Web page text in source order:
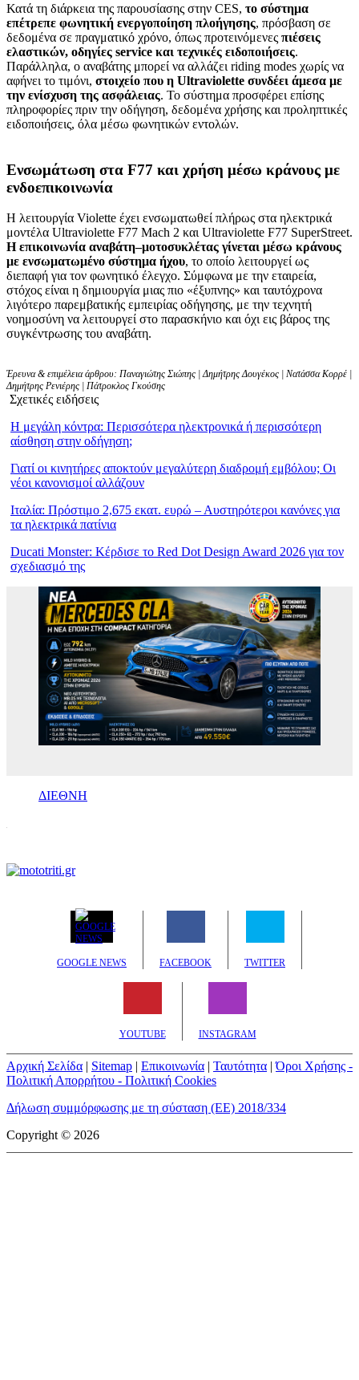
Κατά τη διάρκεια της παρουσίασης στην CES, το σύστημα
επέτρεπε φωνητική ενεργοποίηση πλοήγησης, πρόσβαση σε
δεδομένα σε πραγματικό χρόνο, όπως προτεινόμενες πιέσεις
ελαστικών, οδηγίες service και τεχνικές ειδοποιήσεις.
Παράλληλα, ο αναβάτης μπορεί να αλλάζει riding modes χωρίς να
αφήνει το τιμόνι, στοιχείο που η Ultraviolette συνδέει άμεσα με
την ενίσχυση της ασφάλειας. Το σύστημα προσφέρει επίσης
πληροφορίες πριν την οδήγηση, δεδομένα χρήσης και προληπτικές
ειδοποιήσεις, όλα μέσω φωνητικών εντολών.
Ενσωμάτωση στα F77 και χρήση μέσω κράνους με
ενδοεπικοινωνία
Η λειτουργία Violette έχει ενσωματωθεί πλήρως στα ηλεκτρικά
μοντέλα Ultraviolette F77 Mach 2 και Ultraviolette F77 SuperStreet.
Η επικοινωνία αναβάτη–μοτοσυκλέτας γίνεται μέσω κράνους
με ενσωματωμένο σύστημα ήχου, το οποίο λειτουργεί ως
διεπαφή για τον φωνητικό έλεγχο. Σύμφωνα με την εταιρεία,
στόχος είναι η δημιουργία μιας πιο «έξυπνης» και ταυτόχρονα
λιγότερο παρεμβατικής εμπειρίας οδήγησης, με την τεχνητή
νοημοσύνη να λειτουργεί στο παρασκήνιο και όχι εις βάρος της
συγκέντρωσης του αναβάτη.
Έρευνα & επιμέλεια άρθρου: Παναγιώτης Σιώπης | Δημήτρης Δουγέκος | Νατάσσα Κορρέ |
Δημήτρης Ρενιέρης | Πάτροκλος Γκούσης
Σχετικές ειδήσεις
Η μεγάλη κόντρα: Περισσότερα ηλεκτρονικά ή περισσότερη
αίσθηση στην οδήγηση;
Γιατί οι κινητήρες αποκτούν μεγαλύτερη διαδρομή εμβόλου; Οι
νέοι κανονισμοί αλλάζουν
Ιταλία: Πρόστιμο 2,675 εκατ. ευρώ – Αυστηρότεροι κανόνες για
τα ηλεκτρικά πατίνια
Ducati Monster: Κέρδισε το Red Dot Design Award 2026 για τον
σχεδιασμό της
ΔΙΕΘΝΗ
GOOGLE NEWS FACEBOOK TWITTER
YOUTUBE INSTAGRAM
Αρχική Σελίδα | Sitemap | Επικοινωνία | Ταυτότητα |Όροι Χρήσης -
Πολιτική Απορρήτου - Πολιτική Cookies
Δήλωση συμμόρφωσης με τη σύσταση (ΕΕ) 2018/334
Copyright © 2026